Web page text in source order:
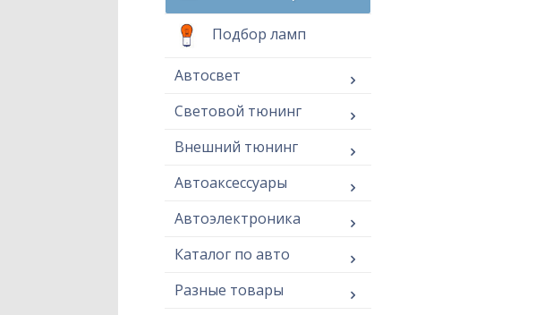
Подбор ламп
Автосвет
Световой тюнинг
Внешний тюнинг
Автоаксессуары
Автоэлектроника
Каталог по авто
Разные товары